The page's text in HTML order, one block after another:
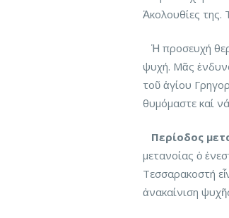
Ἀκολουθίες της.
Ἡ προσευχή
ψυχή. Μᾶς
τοῦ ἁγίου
θυμόμαστε καί
Περίοδος
μετανοίας ὁ
Τεσσαρακοστή
ἀνακαίνιση